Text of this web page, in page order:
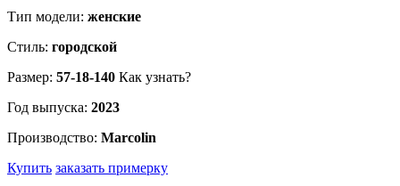
Тип модели: женские
Стиль: городской
Размер: 57-18-140 Как узнать?
Год выпуска: 2023
Производство: Marcolin
Купить заказать примерку